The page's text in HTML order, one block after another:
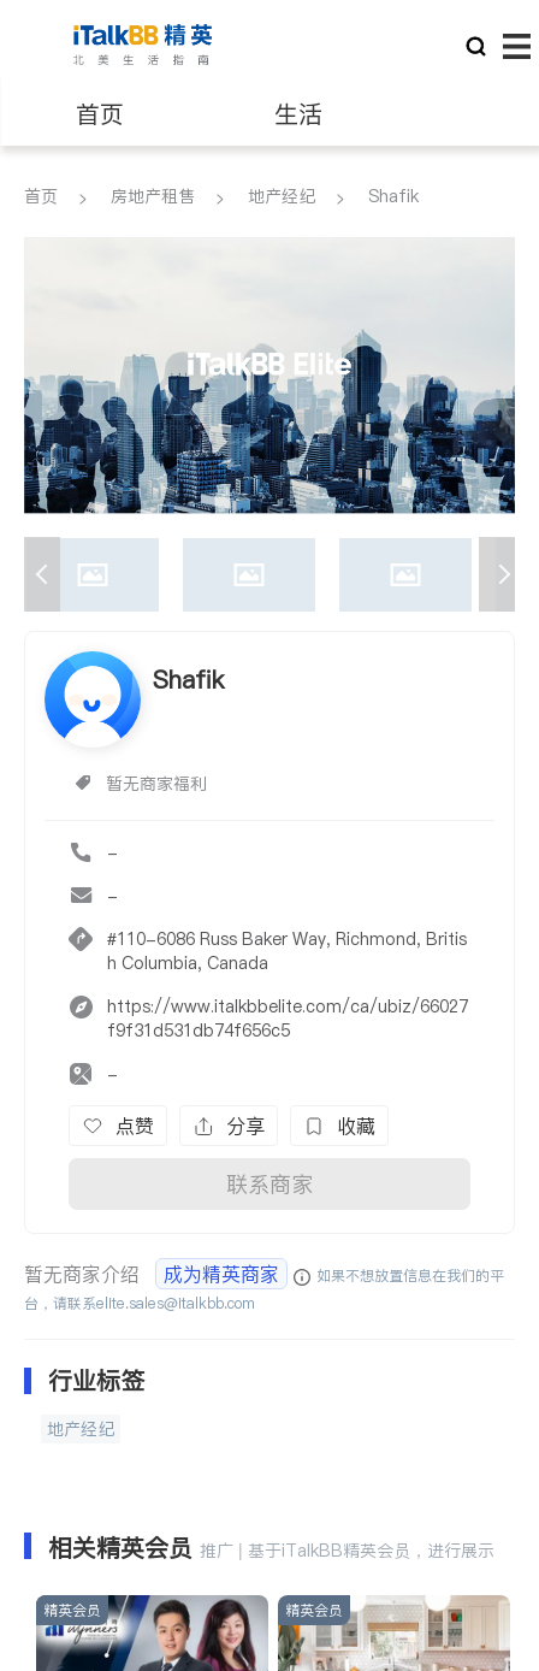
首页 生活
医生 律师
会计师
建筑装修
首页 房地产租售 地产经纪 Shafik
Shafik
暂无商家福利
-
-
#110-6086 Russ Baker Way, Richmond, Britis
h Columbia, Canada
https://www.italkbbelite.com/ca/ubiz/66027
f9f31d531db74f656c5
-
点赞 分享 收藏
联系商家
暂无商家介绍 成为精英商家
如果不想放置信息在我们的平
台，请联系elite.sales@italkbb.com
行业标签
地产经纪
相关精英会员 推广 | 基于iTalkBB精英会员，进行展示
精英会员 精英会员